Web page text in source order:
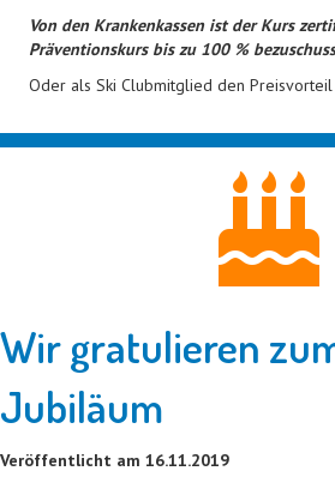
Von den Krankenkassen ist der Kurs
Präventionskurs bis zu 100 %
Oder als Ski Clubmitglied den Preisvorteil
Wir gratulieren
Jubiläum
Veröffentlicht am 16.11.2019